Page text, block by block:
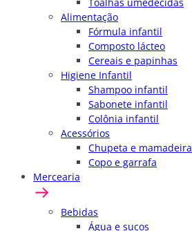
Alimentação
Fórmula infantil
Composto lácteo
Cereais e papinhas
Higiene Infantil
Shampoo infantil
Sabonete infantil
Colônia infantil
Acessórios
Chupeta e mamadeira
Copo e garrafa
Mercearia
Bebidas
Água e sucos